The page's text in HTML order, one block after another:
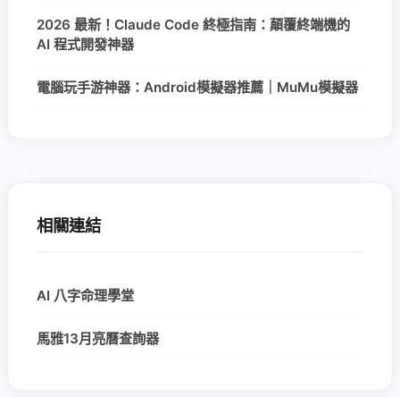
2026 最新！Claude Code 終極指南：顛覆終端機的
AI 程式開發神器
電腦玩手游神器：Android模擬器推薦｜MuMu模擬器
相關連結
AI 八字命理學堂
馬雅13月亮曆查詢器